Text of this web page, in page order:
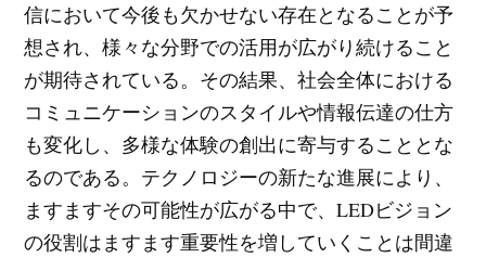
信において今後も欠かせない存在となることが予
想され、様々な分野での活用が広がり続けること
が期待されている。その結果、社会全体における
コミュニケーションのスタイルや情報伝達の仕方
も変化し、多様な体験の創出に寄与することとな
るのである。テクノロジーの新たな進展により、
ますますその可能性が広がる中で、LEDビジョン
の役割はますます重要性を増していくことは間違